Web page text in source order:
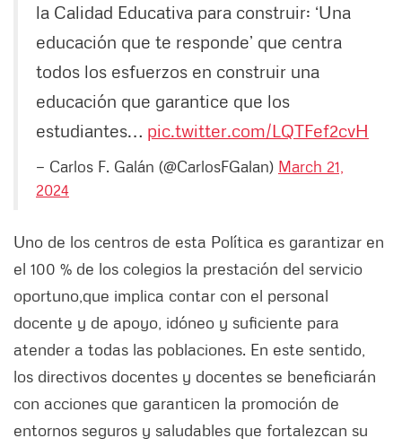
la Calidad Educativa para construir: ‘Una
educación que te responde’ que centra
todos los esfuerzos en construir una
educación que garantice que los
estudiantes… pic.twitter.com/LQTFef2cvH
— Carlos F. Galán (@CarlosFGalan) March 21,
2024
Uno de los centros de esta Política es garantizar en
el 100 % de los colegios la prestación del servicio
oportuno, que implica contar con el personal
docente y de apoyo, idóneo y suficiente para
atender a todas las poblaciones. En este sentido,
los directivos docentes y docentes se beneficiarán
con acciones que garanticen la promoción de
entornos seguros y saludables que fortalezcan su